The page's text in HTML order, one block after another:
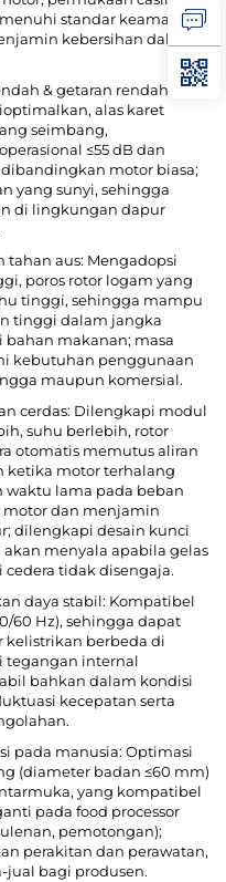
standar keamanan
kebersihan dalam
& getaran rendah:
alas karet
seimbang,
≤55 dB dan
motor biasa;
yang sunyi, sehingga
di lingkungan dapur
tahan aus: Mengadopsi
poros rotor logam yang
tinggi, sehingga mampu
tinggi dalam jangka
bahan makanan; masa
kebutuhan penggunaan
maupun komersial.
cerdas: Dilengkapi modul
suhu berlebih, rotor
otomatis memutus aliran
ketika motor terhalang
waktu lama pada beban
dan menjamin
dilengkapi desain kunci
menyala apabila gelas
tidak disengaja.
daya stabil: Kompatibel
60 Hz), sehingga dapat
kelistrikan berbeda di
tegangan internal
bahkan dalam kondisi
kecepatan serta
pada manusia: Optimasi
(diameter badan ≤60 mm)
yang kompatibel
pada food processor
pemotongan);
perakitan dan perawatan,
bagi produsen.